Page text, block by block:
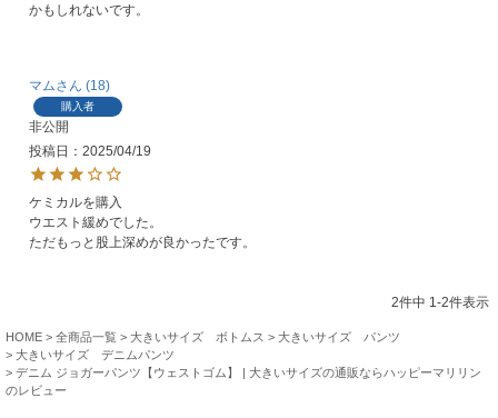
かもしれないです。
マム 18
購入者
非公開
投稿日
2025/04/19
ケミカルを購入
ウエスト緩めでした。
ただもっと股上深めが良かったです。
2件中 1-2件表示
HOME 全商品一覧 大きいサイズ ボトムス
大きいサイズ パンツ
大きいサイズ デニムパンツ
デニム ジョガーパンツ【ウェストゴム】 | 大きいサイズの通販ならハッピーマリリン
のレビュー